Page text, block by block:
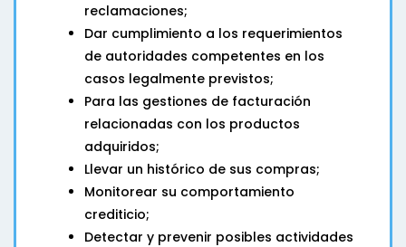
reclamaciones;
Dar cumplimiento a los requerimientos
de autoridades competentes en los
casos legalmente previstos;
Para las gestiones de facturación
relacionadas con los productos
adquiridos;
Llevar un histórico de sus compras;
Monitorear su comportamiento
crediticio;
Detectar y prevenir posibles actividades